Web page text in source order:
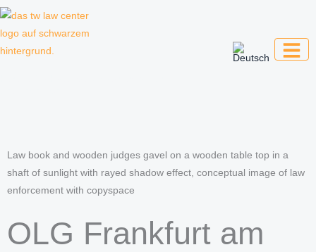
Zum
Law book and wooden judges gavel on a wooden table top in a
shaft of sunlight with rayed shadow effect, conceptual image of law
enforcement with copyspace
OLG Frankfurt am